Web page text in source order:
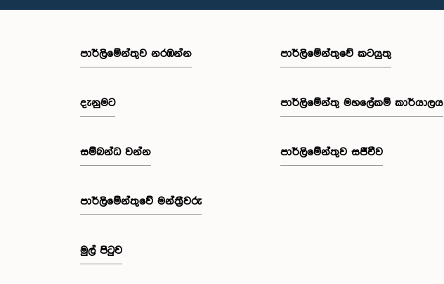
පාර්ලි‌මේන්තුව නරඹන්න
දැනුමට
සම්බන්ධ වන්න
පාර්ලි‌මේන්තුවේ මන්ත්‍රීවරු
මුල් පිටුව
පාර්ලිමේන්තුවේ කටයුතු
පාර්ලිමේන්තු මහලේකම් කාර්යාලය
පාර්ලිමේන්තුව සජීවීව